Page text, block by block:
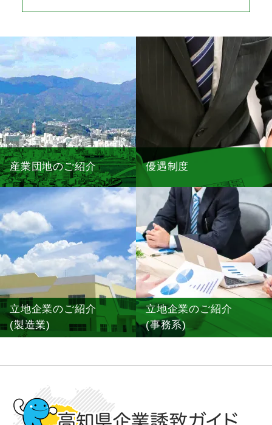
産業団地のご紹介 優遇制度
立地企業のご紹介
(製造業)
立地企業のご紹介
(事務系)